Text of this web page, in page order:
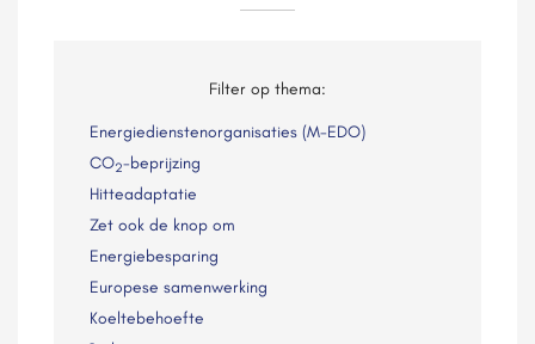
Filter op thema:
Energiedienstenorganisaties (M-EDO)
CO2-beprijzing
Hitteadaptatie
Zet ook de knop om
Energiebesparing
Europese samenwerking
Koeltebehoefte